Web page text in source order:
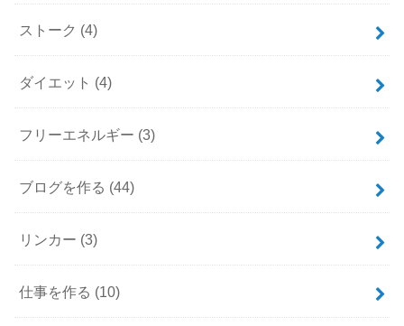
ストーク (4)
ダイエット (4)
フリーエネルギー (3)
ブログを作る (44)
リンカー (3)
仕事を作る (10)